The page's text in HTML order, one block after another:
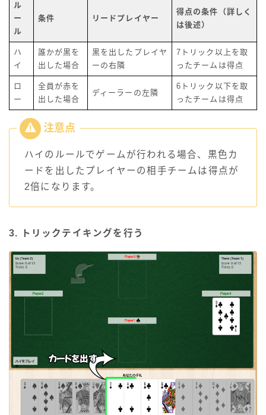
ル
ー
ル
条件 リードプレイヤー
得点の条件（詳しく
は後述）
ハ
イ
誰かが黒を
出した場合
黒を出したプレイヤ
ーの右隣
7トリック以上を取
ったチームは得点
ロ
ー
全員が赤を
出した場合
ディーラーの左隣
6トリック以下を取
ったチームは得点
ハイのルールでゲームが行われる場合、黒色カ
ードを出したプレイヤーの相手チームは得点が
2倍になります。
3. トリックテイキングを行う